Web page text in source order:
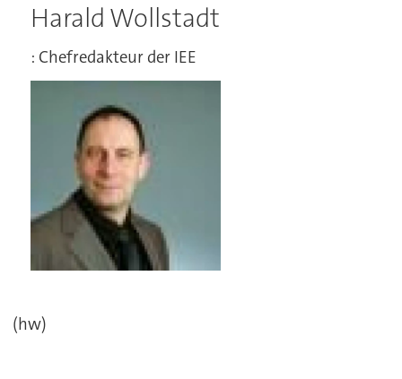
Harald Wollstadt
: Chefredakteur der IEE
(hw)